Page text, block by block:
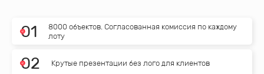
01
8000 объектов. Согласованная комиссия по каждому
лоту
02 Крутые презентации без лого для клиентов